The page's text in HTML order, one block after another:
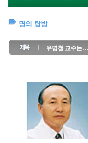
명의 탐방
유명철 교수는…